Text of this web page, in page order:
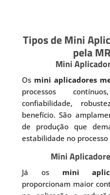
Tipos de Mini
pela
Mini
Os mini aplicadores
processos
confiabilidade,
benefício. São
de produção que
estabilidade no
Mini
Já os mini
proporcionam maior